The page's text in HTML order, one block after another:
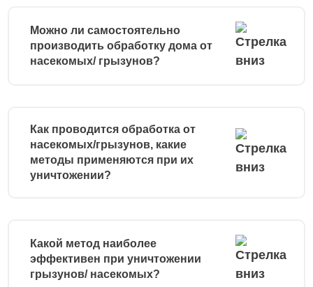
Можно ли самостоятельно
производить обработку дома от
насекомых/ грызунов?
Как проводится обработка от
насекомых/грызунов, какие
методы применяются при их
уничтожении?
Какой метод наиболее
эффективен при уничтожении
грызунов/ насекомых?